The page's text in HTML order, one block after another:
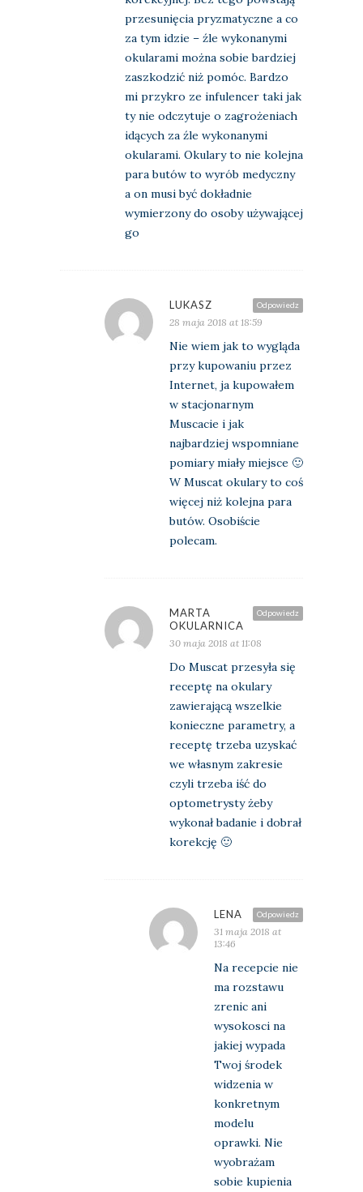
przesunięcia pryzmatyczne a co
za tym idzie – źle wykonanymi
okularami można sobie bardziej
zaszkodzić niż pomóc. Bardzo
mi przykro ze infulencer taki jak
ty nie odczytuje o zagrożeniach
idących za źle wykonanymi
okularami. Okulary to nie kolejna
para butów to wyrób medyczny
a on musi być dokładnie
wymierzony do osoby używającej
go
Odpowiedz
LUKASZ
28 maja 2018 at 18:59
Nie wiem jak to wygląda
przy kupowaniu przez
Internet, ja kupowałem
w stacjonarnym
Muscacie i jak
najbardziej wspomniane
pomiary miały miejsce 🙂
W Muscat okulary to coś
więcej niż kolejna para
butów. Osobiście
polecam.
Odpowiedz
MARTA
OKULARNICA
30 maja 2018 at 11:08
Do Muscat przesyła się
receptę na okulary
zawierającą wszelkie
konieczne parametry, a
receptę trzeba uzyskać
we własnym zakresie
czyli trzeba iść do
optometrysty żeby
wykonał badanie i dobrał
korekcję 🙂
Odpowiedz
LENA
31 maja 2018 at
13:46
Na recepcie nie
ma rozstawu
zrenic ani
wysokosci na
jakiej wypada
Twoj środek
widzenia w
konkretnym
modelu
oprawki. Nie
wyobrażam
sobie kupienia